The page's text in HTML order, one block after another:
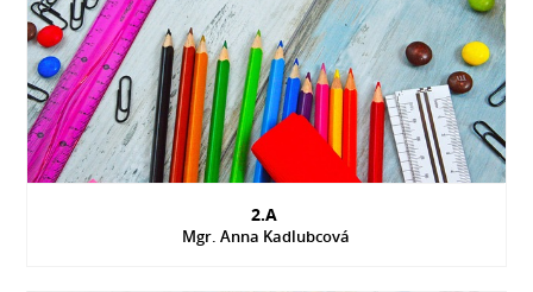
2.A
Mgr. Anna Kadlubcová